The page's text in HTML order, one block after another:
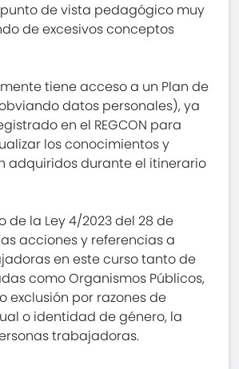
de vista pedagógico muy
de excesivos conceptos
tiene acceso a un Plan de
datos personales), ya
en el REGCON para
los conocimientos y
adquiridos durante el itinerario
de la Ley 4/2023 del 28 de
acciones y referencias a
en este curso tanto de
como Organismos Públicos,
exclusión por razones de
o identidad de género, la
trabajadoras.